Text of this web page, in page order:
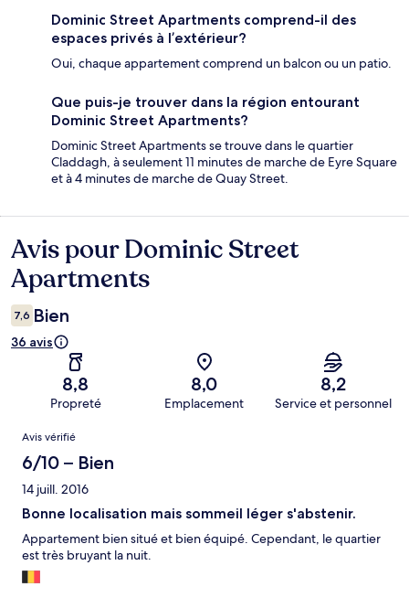
Dominic Street Apartments comprend-il des
espaces privés à l’extérieur?
Oui, chaque appartement comprend un balcon ou un patio.
Que puis-je trouver dans la région entourant
Dominic Street Apartments?
Dominic Street Apartments se trouve dans le quartier
Claddagh, à seulement 11 minutes de marche de Eyre Square
et à 4 minutes de marche de Quay Street.
Avis
Avis pour Dominic Street
Apartments
7,6 Bien
36 avis
8,8
Propreté
8,0
Emplacement
8,2
Service et personnel
Avis
Avis vérifié
6/10 – Bien
14 juill. 2016
Bonne localisation mais sommeil léger s'abstenir.
Appartement bien situé et bien équipé. Cependant, le quartier
est très bruyant la nuit.